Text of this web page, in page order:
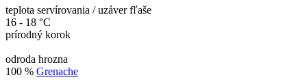
teplota servírovania / uzáver fľaše
16 - 18 °C
prírodný korok
odroda hrozna
100 % Grenache